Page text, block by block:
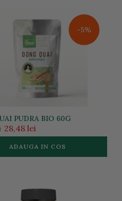
-5%
PUDRA BIO 60G
28,48 lei
ADAUGA IN COS